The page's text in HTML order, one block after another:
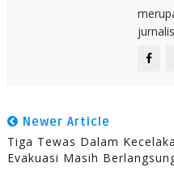
Newer Article
Tiga Tewas Dalam
Evakuasi Masih